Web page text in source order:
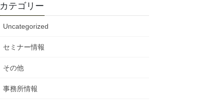
カテゴリー
Uncategorized
セミナー情報
その他
事務所情報